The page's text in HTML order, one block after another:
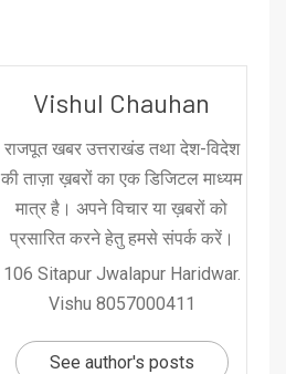
Vishul Chauhan
राजपूत खबर उत्तराखंड तथा देश-विदेश
की ताज़ा ख़बरों का एक डिजिटल माध्यम
मात्र है। अपने विचार या ख़बरों को
प्रसारित करने हेतु हमसे संपर्क करें।
106 Sitapur Jwalapur Haridwar.
Vishu 8057000411
See author's posts